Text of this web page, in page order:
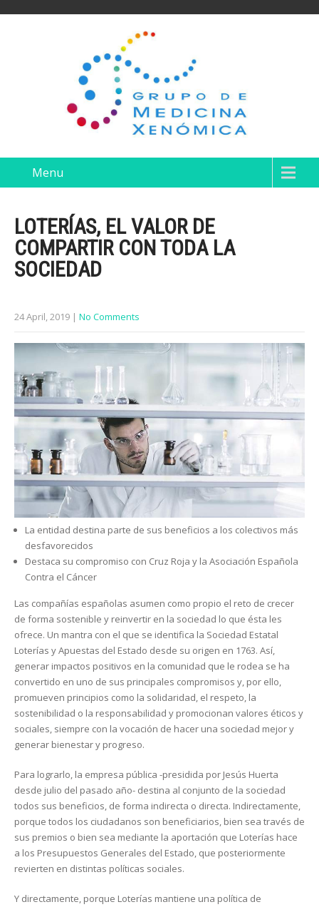
Menu
LOTERÍAS, EL VALOR DE
COMPARTIR CON TODA LA
SOCIEDAD
24 April, 2019 | No Comments
La entidad destina parte de sus beneficios a los colectivos más
desfavorecidos
Destaca su compromiso con Cruz Roja y la Asociación Española
Contra el Cáncer
Las compañías españolas asumen como propio el reto de crecer
de forma sostenible y reinvertir en la sociedad lo que ésta les
ofrece. Un mantra con el que se identifica la Sociedad Estatal
Loterías y Apuestas del Estado desde su origen en 1763. Así,
generar impactos positivos en la comunidad que le rodea se ha
convertido en uno de sus principales compromisos y, por ello,
promueven principios como la solidaridad, el respeto, la
sostenibilidad o la responsabilidad y promocionan valores éticos y
sociales, siempre con la vocación de hacer una sociedad mejor y
generar bienestar y progreso.
Para lograrlo, la empresa pública -presidida por Jesús Huerta
desde julio del pasado año- destina al conjunto de la sociedad
todos sus beneficios, de forma indirecta o directa. Indirectamente,
porque todos los ciudadanos son beneficiarios, bien sea través de
sus premios o bien sea mediante la aportación que Loterías hace
a los Presupuestos Generales del Estado, que posteriormente
revierten en distintas políticas sociales.
Y directamente, porque Loterías mantiene una política de